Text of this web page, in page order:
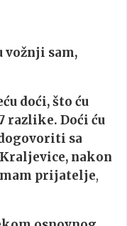
vožnji sam,
doći, što ću
razlike. Doći ću
sa
nakon
prijatelje,